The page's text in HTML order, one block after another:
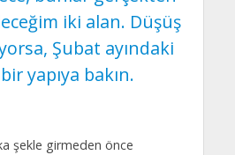
iki alan. Düşüş
Şubat ayındaki
yapıya bakın.
şekle girmeden önce